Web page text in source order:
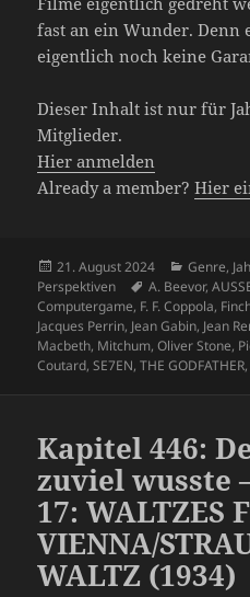
fast an ein Wunder. Denn
eigentlich noch keine
Dieser Inhalt ist nur für
Mitglieder.
Hier anmelden
Already a member?Hier
Veröffentlicht
am
21. August 2024 Genre,
Perspektiven
Schlagwörter
A. Beevor,
Computergame, F. F. Coppola,
Jacques Perrin, Jean Gabin, Jean
Macbeth, Mitchum,Oliver Stone,
Coutard,SE7EN,THE GODFATHER
Kapitel 446:
zuviel wusste
17: WALTZES
VIENNA/
WALTZ (1934)